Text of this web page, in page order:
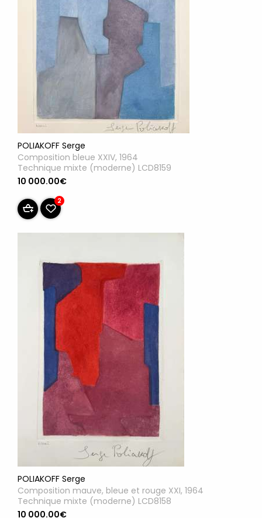
POLIAKOFF Serge
Composition bleue XXIV, 1964
Technique mixte (moderne) LCD8159
10 000.00€
2
POLIAKOFF Serge
Composition mauve, bleue et rouge XXI, 1964
Technique mixte (moderne) LCD8158
10 000.00€